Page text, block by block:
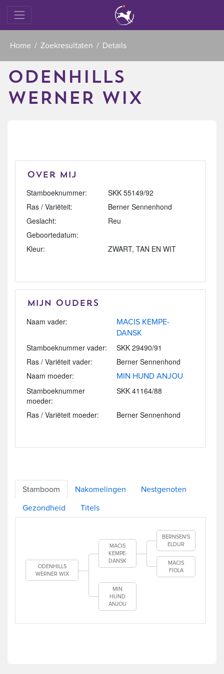
Home Zoekresultaten Details
ODENHILLS
WERNER WIX
Over mij
Stamboeknummer:
SKK 55149/92
Ras / Variëteit:
Berner Sennenhond
Geslacht:
Reu
Geboortedatum:
Kleur:
ZWART, TAN EN WIT
Mijn Ouders
Naam vader:
MACIS KEMPE-
DANSK
Stamboeknummer vader:
SKK 29490/91
Ras / Variëteit vader:
Berner Sennenhond
Naam moeder:
MIN HUND ANJOU
Stamboeknummer
moeder:
SKK 41164/88
Ras / Variëteit moeder: Berner Sennenhond
Stamboom Nakomelingen Nestgenoten
Gezondheid Titels
ODENHILLS
WERNER WIX
MACIS
KEMPE-
DANSK
BERNSEN'S
ELDUR
MACIS
FIOLA
MIN
HUND
ANJOU